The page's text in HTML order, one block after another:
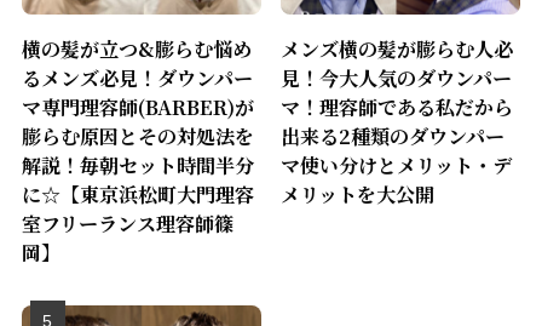
横の髪が立つ&膨らむ悩め
るメンズ必見！ダウンパー
マ専門理容師(BARBER)が
膨らむ原因とその対処法を
解説！毎朝セット時間半分
に☆【東京浜松町大門理容
室フリーランス理容師篠
岡】
メンズ横の髪が膨らむ人必
見！今大人気のダウンパー
マ！理容師である私だから
出来る2種類のダウンパー
マ使い分けとメリット・デ
メリットを大公開